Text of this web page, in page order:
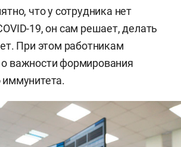
что у сотрудника нет
19, он сам решает, делать
При этом работникам
важности формирования
иммунитета.